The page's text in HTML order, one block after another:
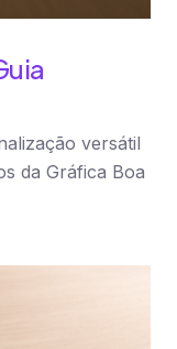
versátil
da Gráfica Boa